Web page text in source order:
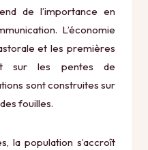
de l’importance en
L’économie
et les premières
sur les pentes de
sont construites sur
fouilles.
la population s’accroît